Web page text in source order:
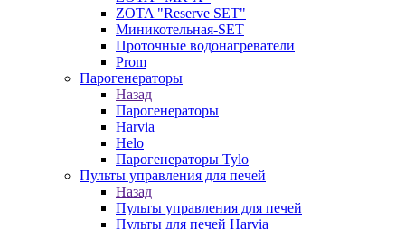
ZOTA "Reserve SET"
Миникотельная-SET
Проточные водонагреватели
Prom
Парогенераторы
Назад
Парогенераторы
Harvia
Helo
Парогенераторы Tylo
Пульты управления для печей
Назад
Пульты управления для печей
Пульты для печей Harvia